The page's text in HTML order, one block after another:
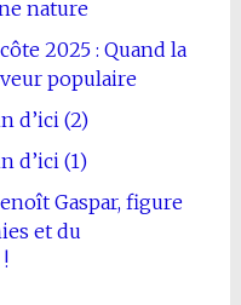
nature
2025 : Quand la
populaire
d’ici (2)
d’ici (1)
Gaspar, figure
et du